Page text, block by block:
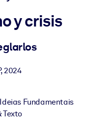
sólidos.
com conhecimento de
uso.
y crisis
,2024
Fundamentais
Texto